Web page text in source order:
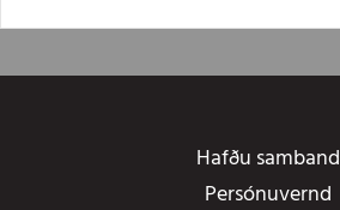
Hafðu samband
Persónuvernd